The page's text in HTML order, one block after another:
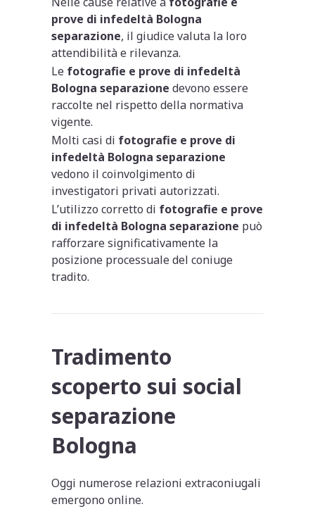
prove di infedeltà Bologna
separazione, il giudice valuta la loro
attendibilità e rilevanza.
Le fotografie e prove di infedeltà
Bologna separazione devono essere
raccolte nel rispetto della normativa
vigente.
Molti casi di fotografie e prove di
infedeltà Bologna separazione
vedono il coinvolgimento di
investigatori privati autorizzati.
L’utilizzo corretto di fotografie e prove
di infedeltà Bologna separazione può
rafforzare significativamente la
posizione processuale del coniuge
tradito.
Tradimento
scoperto sui social
separazione
Bologna
Oggi numerose relazioni extraconiugali
emergono online.